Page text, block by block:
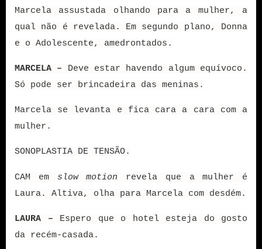
Marcela assustada olhando para a mulher, a
qual não é revelada. Em segundo plano, Donna
e o Adolescente, amedrontados.
MARCELA – Deve estar havendo algum equívoco.
Só pode ser brincadeira das meninas.
Marcela se levanta e fica cara a cara com a
mulher.
SONOPLASTIA DE TENSÃO.
CAM em slow motion revela que a mulher é
Laura. Altiva, olha para Marcela com desdém.
LAURA – Espero que o hotel esteja do gosto
da recém-casada.